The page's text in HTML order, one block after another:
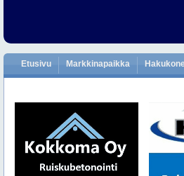
Etusivu Markkinapaikka